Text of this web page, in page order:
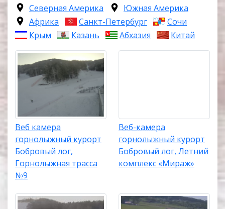
Северная Америка
Южная Америка
Африка
Санкт-Петербург
Сочи
Крым
Казань Абхазия Китай
Веб камера
горнолыжный курорт
Бобровый лог,
Горнолыжная трасса
№9
Веб-камера
горнолыжный курорт
Бобровый лог, Летний
комплекс «Мираж»